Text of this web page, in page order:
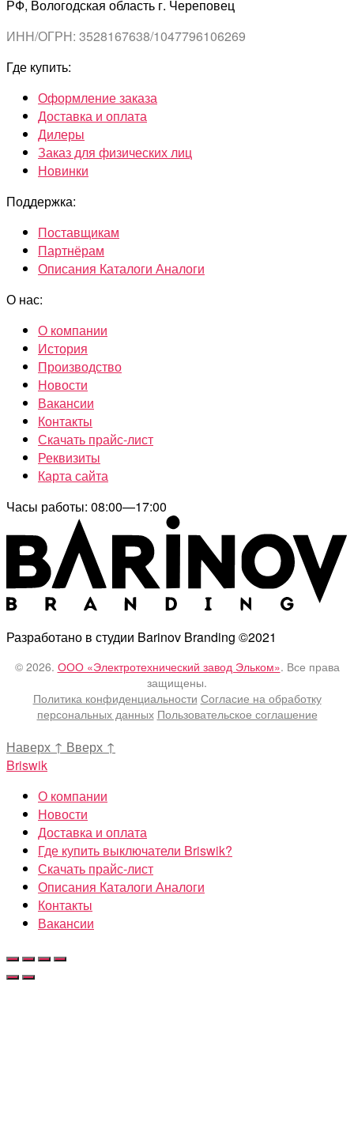
РФ, Вологодская область г. Череповец
ИНН/ОГРН: 3528167638/1047796106269
Где купить:
Оформление заказа
Доставка и оплата
Дилеры
Заказ для физических лиц
Новинки
Поддержка:
Поставщикам
Партнёрам
Описания Каталоги Аналоги
О нас:
О компании
История
Производство
Новости
Вакансии
Контакты
Скачать прайс-лист
Реквизиты
Карта сайта
Часы работы: 08:00—17:00
Разработано в студии Barinov Branding ©2021
© 2026. ООО «Электротехнический завод Эльком». Все права
защищены.
Политика конфиденциальности Согласие на обработку
персональных данных Пользовательское соглашение
Наверх ↑ Вверх ↑
Briswik
О компании
Новости
Доставка и оплата
Где купить выключатели Briswik?
Скачать прайс-лист
Описания Каталоги Аналоги
Контакты
Вакансии